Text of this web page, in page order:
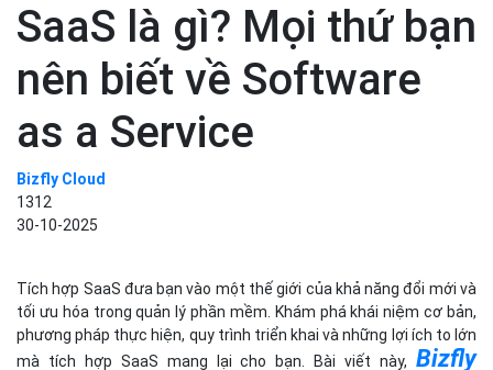
SaaS là gì? Mọi thứ bạn
nên biết về Software
as a Service
Bizfly Cloud
1312
30-10-2025